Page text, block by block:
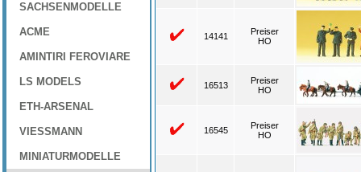
SACHSENMODELLE
ACME
AMINTIRI FEROVIARE
LS MODELS
ETH-ARSENAL
VIESSMANN
MINIATURMODELLE
14141
Preiser
HO
16513
Preiser
HO
16545
Preiser
HO